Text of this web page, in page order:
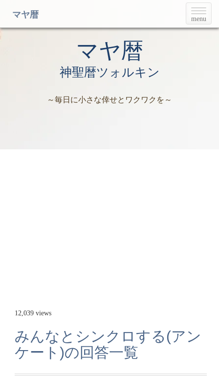
T
o
g
menu
マヤ暦
マヤ暦
神聖暦ツォルキン
～毎日に小さな倖せとワクワクを～
12,039 views
みんなとシンクロする(アン
ケート)の回答一覧